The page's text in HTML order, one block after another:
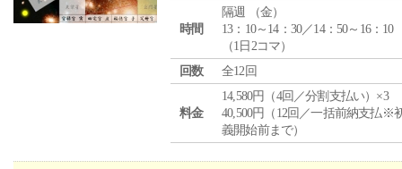
時間
隔週 （金）
13：10～14：30／14：50～16：10
（1日2コマ）
回数
全12回
料金
14,580円（4回／分割支払い）×3
40,500円（12回／一括前納支払※
義開始前まで）